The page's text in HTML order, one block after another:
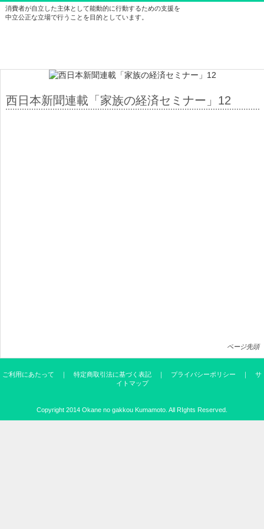
消費者が自立した主体として能動的に行動するための支援を
中立公正な立場で行うことを目的としています。
西日本新聞連載「家族の経済セミナー」12
ページ先頭
ご利用にあたって 特定商取引法に基づく表記 プライバシーポリシー
サ
イトマップ
Copyright 2014 Okane no gakkou Kumamoto. All RIghts Reserved.